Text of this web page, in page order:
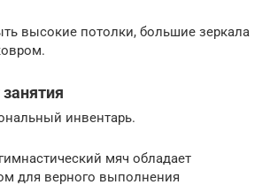
высокие потолки, большие зеркала
инвентарь.
мяч обладает
для верного выполнения